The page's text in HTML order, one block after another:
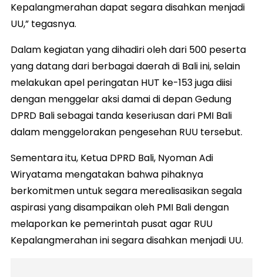
Kepalangmerahan dapat segara disahkan menjadi
UU,” tegasnya.
Dalam kegiatan yang dihadiri oleh dari 500 peserta
yang datang dari berbagai daerah di Bali ini, selain
melakukan apel peringatan HUT ke-153 juga diisi
dengan menggelar aksi damai di depan Gedung
DPRD Bali sebagai tanda keseriusan dari PMI Bali
dalam menggelorakan pengesehan RUU tersebut.
Sementara itu, Ketua DPRD Bali, Nyoman Adi
Wiryatama mengatakan bahwa pihaknya
berkomitmen untuk segara merealisasikan segala
aspirasi yang disampaikan oleh PMI Bali dengan
melaporkan ke pemerintah pusat agar RUU
Kepalangmerahan ini segara disahkan menjadi UU.